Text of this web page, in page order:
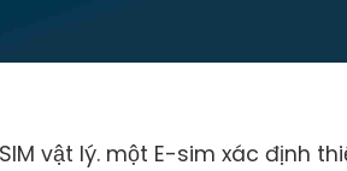
vật lý. một E-sim xác định